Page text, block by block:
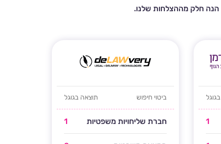
הנה חלק מההצלחות שלנו.
1
ביטוי חיפוש תוצאה בגוגל
חברת שליחויות משפטיות 1